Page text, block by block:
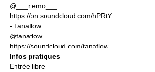
@___nemo___
https://on.soundcloud.com/hPRtY
- Tanaflow
@tanaflow
https://soundcloud.com/tanaflow
Infos pratiques
Entrée libre